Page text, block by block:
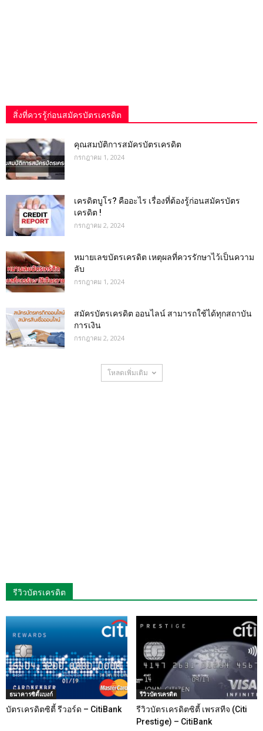
สิ่งที่ควรรู้ก่อนสมัครบัตรเครดิต
คุณสมบัติการสมัครบัตรเครดิต
กรกฎาคม 1, 2024
เครดิตบูโร? คืออะไร เรื่องที่ต้องรู้ก่อนสมัครบัตร
เครดิต !
กรกฎาคม 2, 2024
หมายเลขบัตรเครดิต เหตุผลที่ควรรักษาไว้เป็นความ
ลับ
กรกฎาคม 1, 2024
สมัครบัตรเครดิต ออนไลน์ สามารถใช้ได้ทุกสถาบัน
การเงิน
กรกฎาคม 2, 2024
โหลดเพิ่มเติม
รีวิวบัตรเครดิต
ธนาคารซิตี้แบงก์
บัตรเครดิตซิตี้ รีวอร์ด – CitiBank
รีวิวบัตรเครดิต
รีวิวบัตรเครดิตซิตี้ เพรสทีจ (Citi
Prestige) – CitiBank